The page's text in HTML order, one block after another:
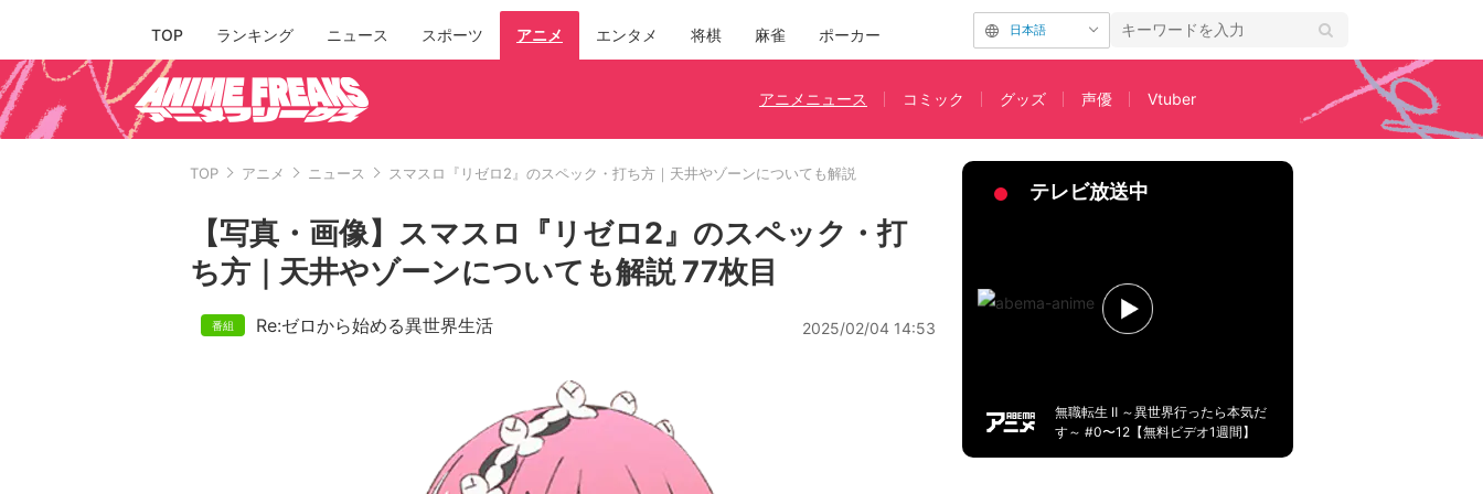
TOP ランキング ニュース スポーツ アニメ エンタメ 将棋 麻雀 ポーカー 日本語
アニメニュース コミック グッズ 声優 Vtuber
TOP アニメ ニュース スマスロ『リゼロ2』のスペック・打ち方｜天井やゾーンについても解説
【写真・画像】スマスロ『リゼロ2』のスペック・打
ち方｜天井やゾーンについても解説 77枚目
Re:ゼロから始める異世界生活 2025/02/04 14:53
テレビ放送中
無職転生 Ⅱ ～異世界行ったら本気だ
す～ #0〜12【無料ビデオ1週間】